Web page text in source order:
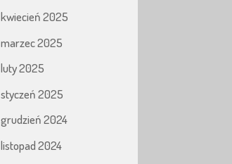
kwiecień 2025
marzec 2025
luty 2025
styczeń 2025
grudzień 2024
listopad 2024